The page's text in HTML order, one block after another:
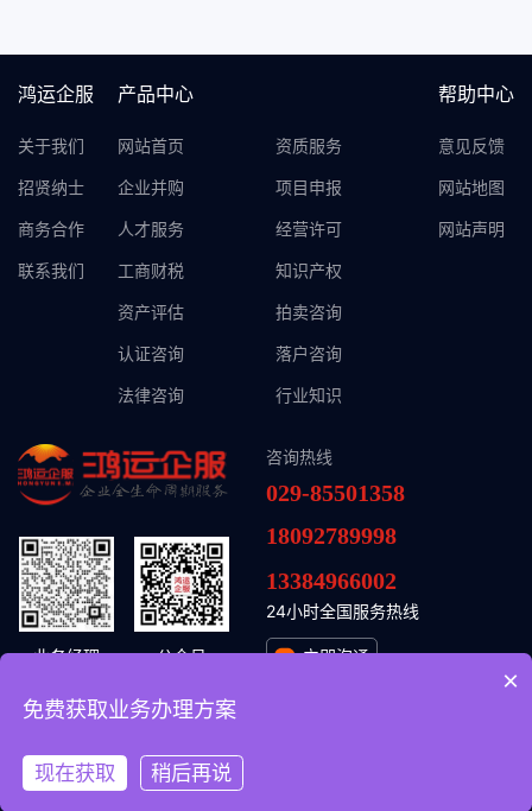
鸿运企服
关于我们
招贤纳士
商务合作
联系我们
产品中心
网站首页 资质服务
企业并购 项目申报
人才服务 经营许可
工商财税 知识产权
资产评估 拍卖咨询
认证咨询 落户咨询
法律咨询 行业知识
帮助中心
意见反馈
网站地图
网站声明
业务经理 公众号
咨询热线
029-85501358
18092789998
13384966002
24小时全国服务热线
立即沟通
陕公网安备61011302001954号
×
免费获取业务办理方案
现在获取 稍后再说